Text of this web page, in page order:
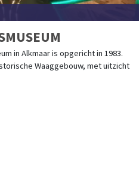
in Alkmaar is opgericht in 1983.
Waaggebouw, met uitzicht